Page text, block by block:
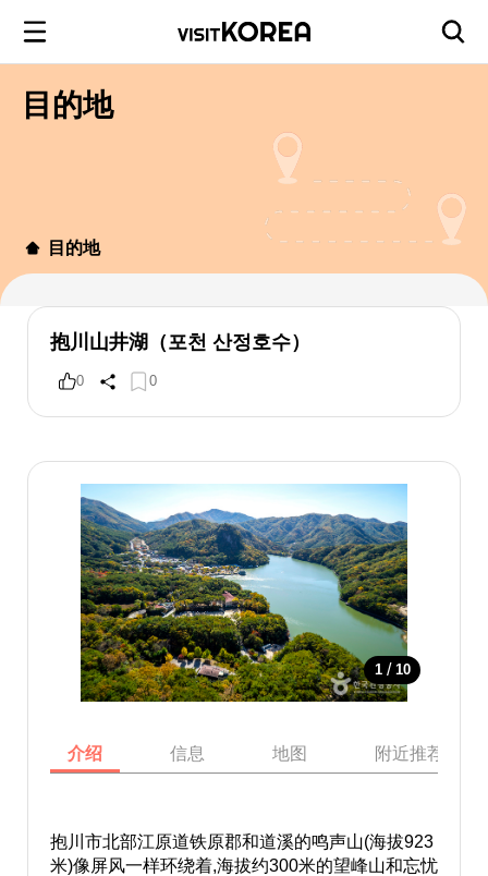
目的地
目的地
抱川山井湖（포천 산정호수）
0 0
1 / 10
介绍 信息 地图 附近推荐景点
抱川市北部江原道铁原郡和道溪的鸣声山(海拔923
米)像屏风一样环绕着,海拔约300米的望峰山和忘忧